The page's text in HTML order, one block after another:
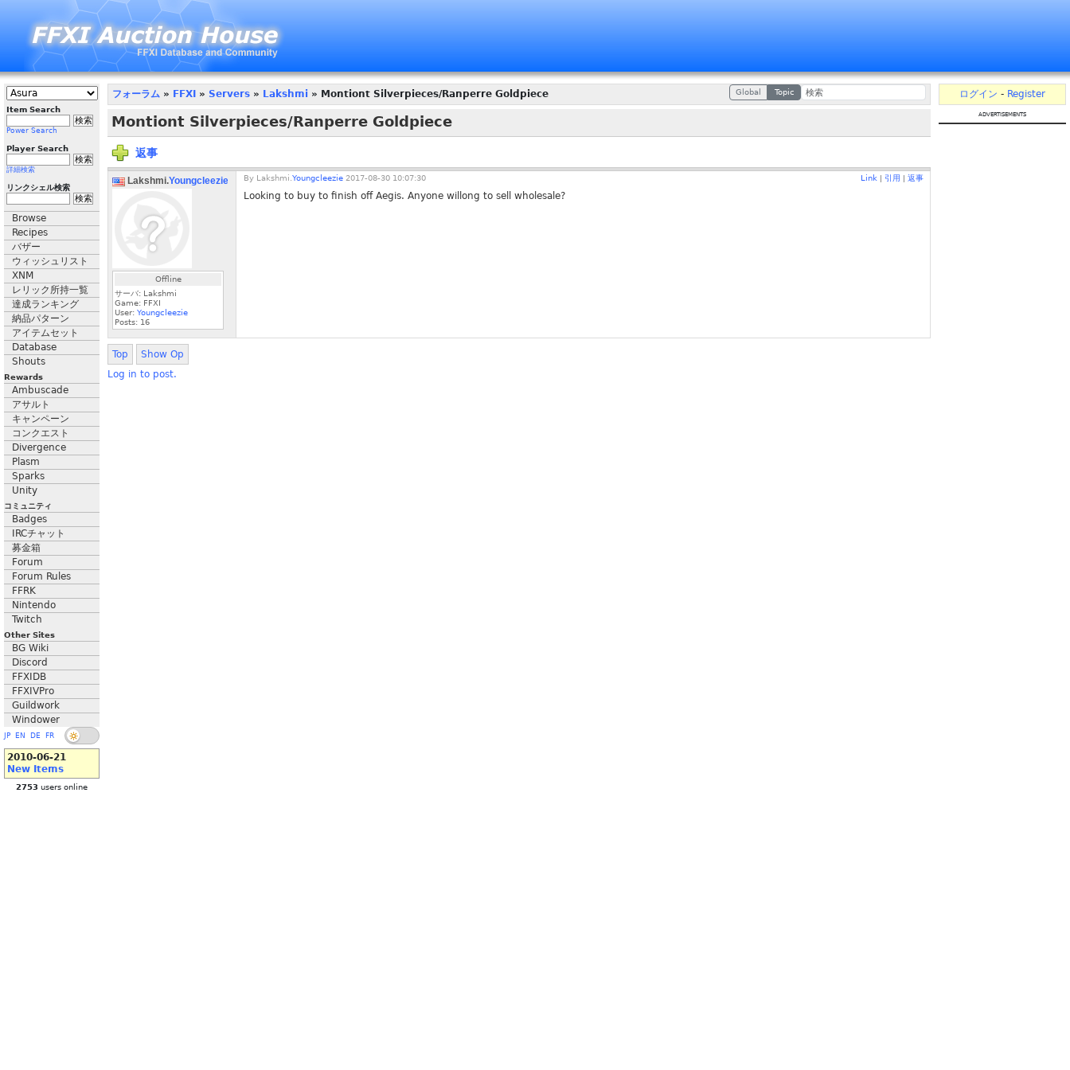
Item Search
Power Search
Player Search
詳細検索
リンクシェル検索
Browse
Recipes
バザー
ウィッシュリスト
XNM
レリック所持一覧
達成ランキング
納品パターン
アイテムセット
Database
Shouts
Rewards
Ambuscade
アサルト
キャンペーン
コンクエスト
Divergence
Plasm
Sparks
Unity
コミュニティ
Badges
IRCチャット
募金箱
Forum
Forum Rules
FFRK
Nintendo
Twitch
Other Sites
BG Wiki
Discord
FFXIDB
FFXIVPro
Guildwork
Windower
JP EN DE FR
2010-06-21
New Items
2753 users online
Global Topic
フォーラム » FFXI » Servers » Lakshmi » Montiont Silverpieces/Ranperre Goldpiece
Montiont Silverpieces/Ranperre Goldpiece
返事
Lakshmi.Youngcleezie
Offline
サーバ: Lakshmi
Game: FFXI
User: Youngcleezie
Posts: 16
By Lakshmi. Youngcleezie 2017-08-30 10:07:30 Link 引用 返事
Looking to buy to finish off Aegis. Anyone willong to sell wholesale?
Top
Show Op
Log in to post.
ログイン - Register
advertisements